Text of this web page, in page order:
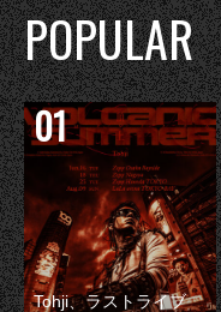
POPULAR
Tohji、ラストライブ